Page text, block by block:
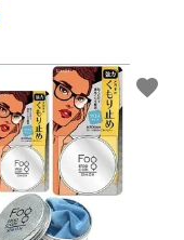
favorite